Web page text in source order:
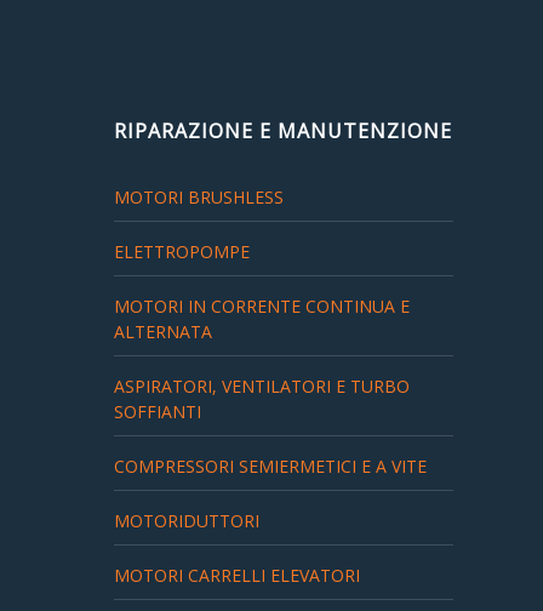
RIPARAZIONE E MANUTENZIONE
MOTORI BRUSHLESS
ELETTROPOMPE
MOTORI IN CORRENTE CONTINUA E
ALTERNATA
ASPIRATORI, VENTILATORI E TURBO
SOFFIANTI
COMPRESSORI SEMIERMETICI E A VITE
MOTORIDUTTORI
MOTORI CARRELLI ELEVATORI